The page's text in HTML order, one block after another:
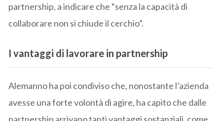
partnership, a indicare che “senza la capacità di
collaborare non si chiude il cerchio”.
I vantaggi di lavorare in partnership
Alemanno ha poi condiviso che, nonostante l’azienda
avesse una forte volontà di agire, ha capito che dalle
partnership arrivano tanti vantaggi sostanziali, come